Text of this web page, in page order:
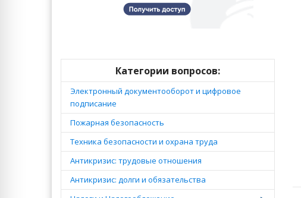
Категории вопросов:
Электронный документооборот и цифровое
подписание
Пожарная безопасность
Техника безопасности и охрана труда
Антикризис: трудовые отношения
Антикризис: долги и обязательства